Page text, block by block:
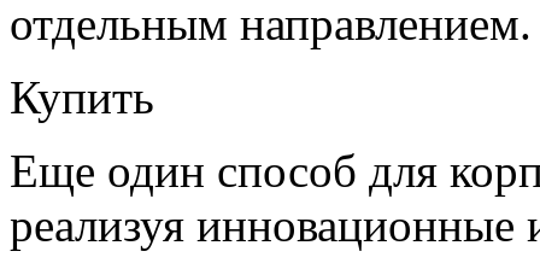
отдельным направлением.
Купить
Еще один способ для
реализуя инновационные